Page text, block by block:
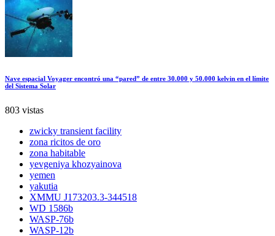
Nave espacial Voyager encontró una “pared” de entre 30.000 y 50.000 kelvin en el límite
del Sistema Solar
803 vistas
zwicky transient facility
zona ricitos de oro
zona habitable
yevgeniya khozyainova
yemen
yakutia
XMMU J173203.3-344518
WD 1586b
WASP-76b
WASP-12b